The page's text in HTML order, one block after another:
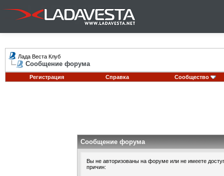
Лада Веста Клуб
Сообщение форума
Регистрация Справка Сообщество
Сообщение форума
Вы не авторизованы на форуме или не имеете
причин: